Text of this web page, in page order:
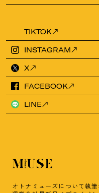
TIKTOK
INSTAGRAM
X
FACEBOOK
LINE
オトナミューズについて執